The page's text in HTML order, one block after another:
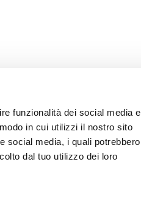
funzionalità dei social media e
in cui utilizzi il nostro sito
social media, i quali potrebbero
dal tuo utilizzo dei loro